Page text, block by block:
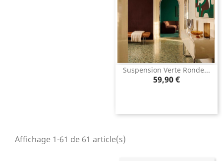
Suspension Verte Ronde...
Prix
59,90 €
Affichage 1-61 de 61 article(s)